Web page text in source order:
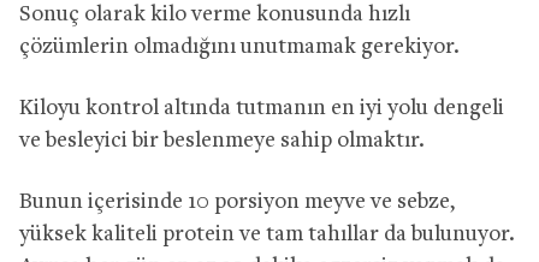
Sonuç olarak kilo verme konusunda hızlı
çözümlerin olmadığını unutmamak gerekiyor.
Kiloyu kontrol altında tutmanın en iyi yolu dengeli
ve besleyici bir beslenmeye sahip olmaktır.
Bunun içerisinde 10 porsiyon meyve ve sebze,
yüksek kaliteli protein ve tam tahıllar da bulunuyor.